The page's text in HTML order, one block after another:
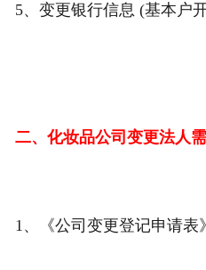
5、变更银行信息 (基本户
二、化妆品公司变更法人
1、《公司变更登记申请表